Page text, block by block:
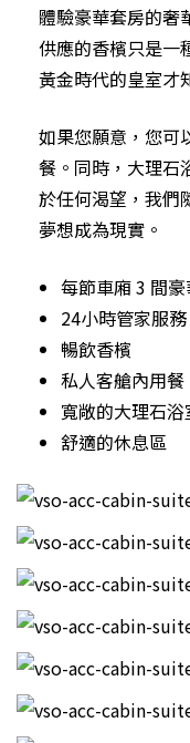
體驗豪華套房的
供應的香檳只是
黃金時代的皇室才
如果您願意，您可
餐。同時，大理石
於任何渴望，我們
夢想成為現實。
每節車廂 3 間
24小時管家服務
暢飲香檳
私人客艙內用餐
寬敞的大理石浴
舒適的休息區